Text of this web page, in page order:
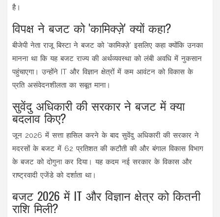
है।
विपक्ष ने बजट को 'कामिक्ज़े' क्यों कहा?
बीजेपी नेता राजू बिस्टा ने बजट को 'कामिक्ज़े' इसलिए कहा क्योंकि उनका
मानना था कि यह बजट राज्य की अर्थव्यवस्था को लंबी अवधि में नुकसान
पहुंचाएगा। उन्होंने IT और विज्ञान क्षेत्रों में कम आवंटन को विकास के
प्रति असंवेदनशीलता का सबूत माना।
सुवेंदु अधिकारी की सरकार ने बजट में क्या
बदलाव किए?
जून 2026 में सत्ता हासिल करने के बाद सुवेंदु अधिकारी की सरकार ने
मदरसों के बजट में 62 प्रतिशत की कटौती की और बंगाल विकास विभाग
के बजट को दोगुना कर दिया। यह कदम नई सरकार के विकास और
राष्ट्रवादी एजेंडे को दर्शाता था।
बजट 2026 में IT और विज्ञान क्षेत्र को कितनी
राशि मिली?